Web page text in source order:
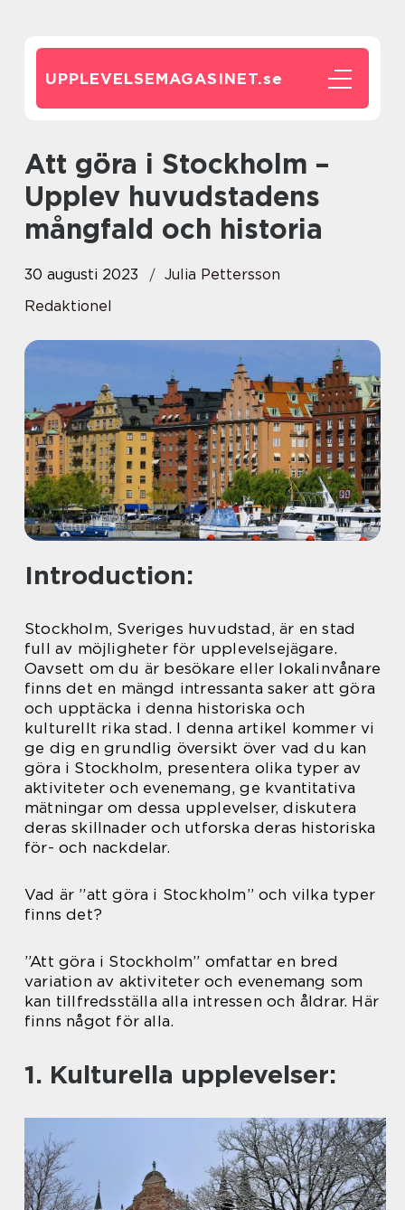
UPPLEVELSEMAGASINET.se
Att göra i Stockholm –
Upplev huvudstadens
mångfald och historia
30 augusti 2023
Julia Pettersson
Redaktionel
Introduction:
Stockholm, Sveriges huvudstad, är en stad
full av möjligheter för upplevelsejägare.
Oavsett om du är besökare eller lokalinvånare
finns det en mängd intressanta saker att göra
och upptäcka i denna historiska och
kulturellt rika stad. I denna artikel kommer vi
ge dig en grundlig översikt över vad du kan
göra i Stockholm, presentera olika typer av
aktiviteter och evenemang, ge kvantitativa
mätningar om dessa upplevelser, diskutera
deras skillnader och utforska deras historiska
för- och nackdelar.
Vad är ”att göra i Stockholm” och vilka typer
finns det?
”Att göra i Stockholm” omfattar en bred
variation av aktiviteter och evenemang som
kan tillfredsställa alla intressen och åldrar. Här
finns något för alla.
1. Kulturella upplevelser: